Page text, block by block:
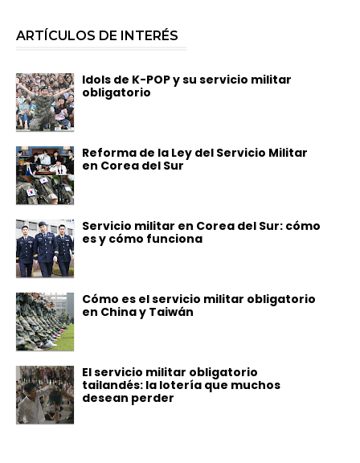
ARTÍCULOS DE INTERÉS
Idols de K-POP y su servicio militar
obligatorio
Reforma de la Ley del Servicio Militar
en Corea del Sur
Servicio militar en Corea del Sur: cómo
es y cómo funciona
Cómo es el servicio militar obligatorio
en China y Taiwán
El servicio militar obligatorio
tailandés: la lotería que muchos
desean perder